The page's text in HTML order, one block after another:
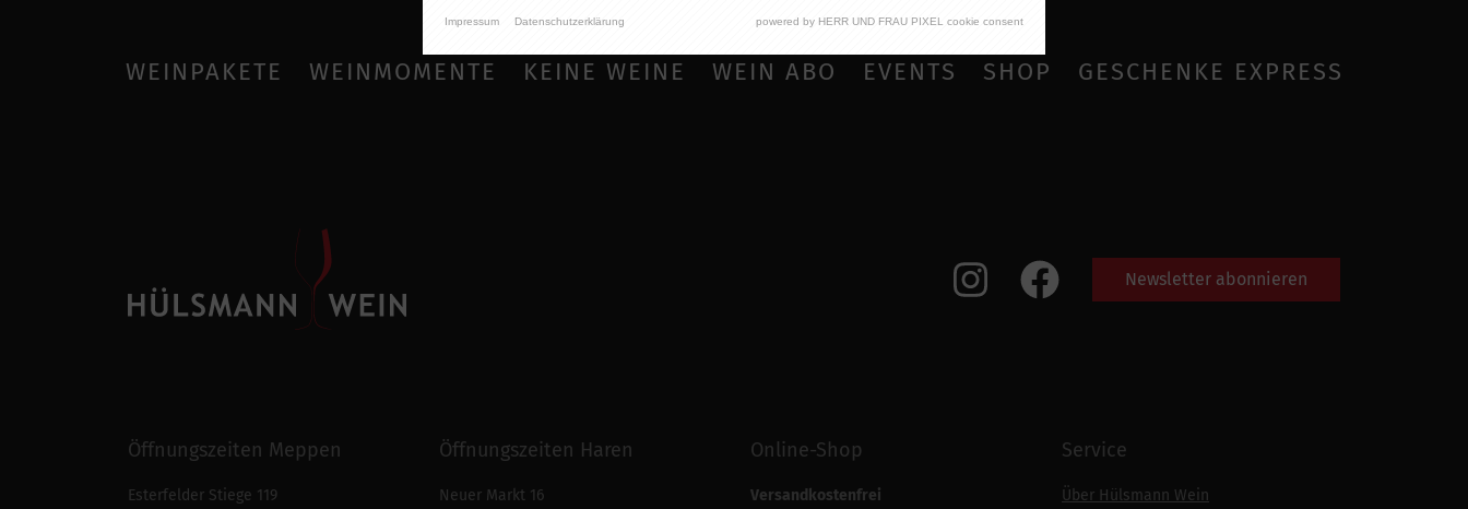
WEINPAKETE WEINMOMENTE KEINE WEINE WEIN ABO EVENTS SHOP GESCHENKE EXPRESS
Newsletter abonnieren
Öffnungszeiten Meppen
Esterfelder Stiege 119
Öffnungszeiten Haren
Neuer Markt 16
Online-Shop
Versandkostenfrei
Service
Über Hülsmann Wein
Impressum Datenschutzerklärung powered by HERR UND FRAU PIXEL cookie consent